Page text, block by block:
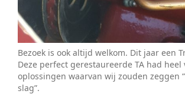
Bezoek is ook altijd welkom. Dit jaar een
Deze perfect gerestaureerde TA had heel
oplossingen waarvan wij zouden zeggen
slag”.